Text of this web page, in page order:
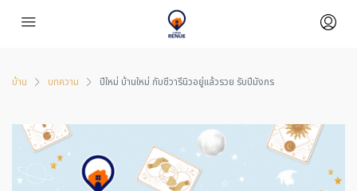
บ้าน บทความ ปีใหม่ บ้านใหม่ กับชีวารีนิวอยู่แล้วรวย รับปีมังกร